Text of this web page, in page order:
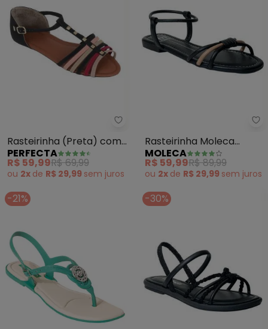
Perfecta - Rasteirinha (Preta)
Rasteirinha (Preta) com
Tiras Coloridas
PERFECTA
R$ 59,99R$ 69,99
ou 2x de R$ 29,99 sem juros
Rasteirinha Moleca
(Preta) em Sintético
MOLECA
R$ 59,99R$ 89,99
ou 2x de R$ 29,99 sem juros
-21% -30%